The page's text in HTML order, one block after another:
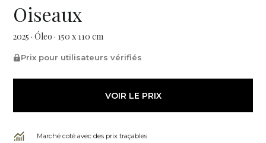
Oiseaux
2025 · Óleo · 150 x 110 cm
Prix pour utilisateurs vérifiés
VOIR LE PRIX
Marché coté avec des prix traçables